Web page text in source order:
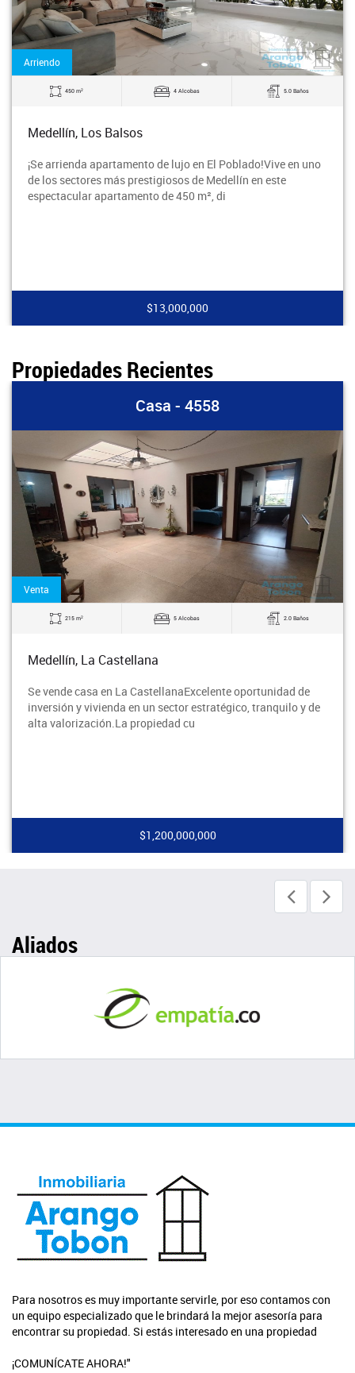
Arriendo
450 m2 4 Alcobas 5.0 Baños
Medellín, Los Balsos
¡Se arrienda apartamento de lujo en El Poblado!Vive en uno
de los sectores más prestigiosos de Medellín en este
espectacular apartamento de 450 m², di
$13,000,000
Propiedades Recientes
Casa - 4558
Venta
215 m2 5 Alcobas 2.0 Baños
Medellín, La Castellana
Se vende casa en La CastellanaExcelente oportunidad de
inversión y vivienda en un sector estratégico, tranquilo y de
alta valorización.La propiedad cu
$1,200,000,000
Aliados
Para nosotros es muy importante servirle, por eso contamos con
un equipo especializado que le brindará la mejor asesoría para
encontrar su propiedad. Si estás interesado en una propiedad
¡COMUNÍCATE AHORA!"